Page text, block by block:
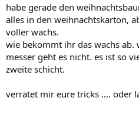
r
t
e
r
u
m
habe gerade den
alles in den weihnachtskarton,
voller wachs.
wie bekommt ihr das wachs
messer geht es nicht. es ist so
zweite schicht.
verratet mir eure tricks .... oder